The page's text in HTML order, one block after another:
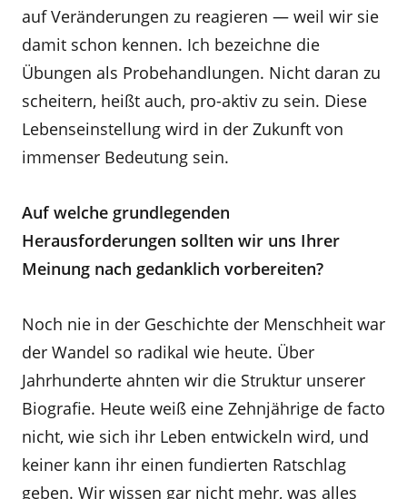
auf Veränderungen zu reagieren — weil wir sie
damit schon kennen. Ich bezeichne die
Übungen als Probehandlungen. Nicht daran zu
scheitern, heißt auch, pro-aktiv zu sein. Diese
Lebenseinstellung wird in der Zukunft von
immenser Bedeutung sein.
Auf welche grundlegenden
Herausforderungen sollten wir uns Ihrer
Meinung nach gedanklich vorbereiten?
Noch nie in der Geschichte der Menschheit war
der Wandel so radikal wie heute. Über
Jahrhunderte ahnten wir die Struktur unserer
Biografie. Heute weiß eine Zehnjährige de facto
nicht, wie sich ihr Leben entwickeln wird, und
keiner kann ihr einen fundierten Ratschlag
geben. Wir wissen gar nicht mehr, was alles